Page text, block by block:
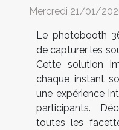
Mercredi 21/01/
Le photobooth
de capturer les
Cette solution
chaque instant
une expérience
participants.
toutes les